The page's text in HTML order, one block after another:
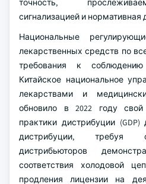
точность,
сигнализацией и нормативная
Национальные
лекарственных средств по
требования к
Китайское национальное
лекарствами и
обновило в 2022 году
практики дистрибуции
дистрибуции, требуя
дистрибьюторов
соответствия холодовой
продления лицензии на